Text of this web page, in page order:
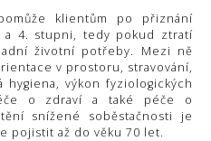
klientům po přiznání
a 4. stupni, tedy pokud ztratí
životní potřeby. Mezi ně
v prostoru, stravování,
výkon fyziologických
o zdraví a také péče o
snížené soběstačnosti je
pojistit až do věku 70 let.